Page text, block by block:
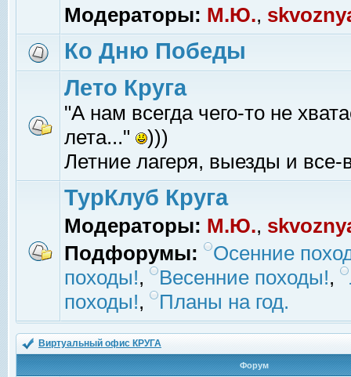
Модераторы: М.Ю.,
Ко Дню Победы
Лето Круга
"А нам всегда чего-то не
лета..."
)))
Летние лагеря, выезды и все-
ТурКлуб Круга
Модераторы: М.Ю.,
Подфорумы:
Осенние
походы!, Весенние походы!,
походы!, Планы на год.
Виртуальный офис КРУГА
Форум